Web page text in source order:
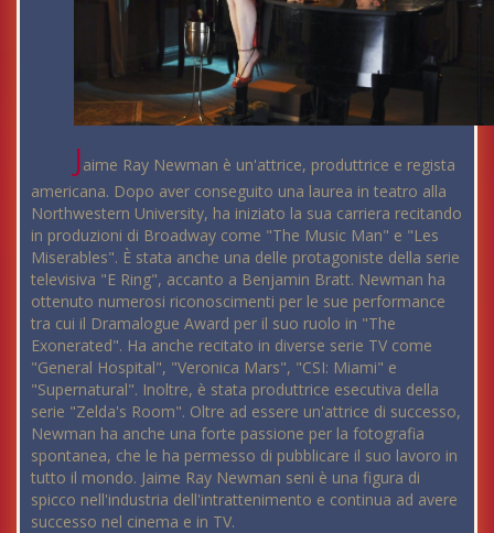
Jaime Ray Newman è un'attrice, produttrice e regista
americana. Dopo aver conseguito una laurea in teatro alla
Northwestern University, ha iniziato la sua carriera recitando
in produzioni di Broadway come "The Music Man" e "Les
Miserables". È stata anche una delle protagoniste della serie
televisiva "E Ring", accanto a Benjamin Bratt. Newman ha
ottenuto numerosi riconoscimenti per le sue performance
tra cui il Dramalogue Award per il suo ruolo in "The
Exonerated". Ha anche recitato in diverse serie TV come
"General Hospital", "Veronica Mars", "CSI: Miami" e
"Supernatural". Inoltre, è stata produttrice esecutiva della
serie "Zelda's Room". Oltre ad essere un'attrice di successo,
Newman ha anche una forte passione per la fotografia
spontanea, che le ha permesso di pubblicare il suo lavoro in
tutto il mondo. Jaime Ray Newman seni è una figura di
spicco nell'industria dell'intrattenimento e continua ad avere
successo nel cinema e in TV.